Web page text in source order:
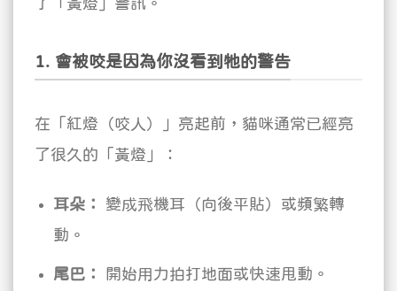
了「黃燈」警訊。
1. 會被咬是因為你沒看到牠的警告
在「紅燈（咬人）」亮起前，貓咪通常已經亮
了很久的「黃燈」：
耳朵：
變成飛機耳（向後平貼）或頻繁轉
動。
尾巴： 開始用力拍打地面或快速甩動。